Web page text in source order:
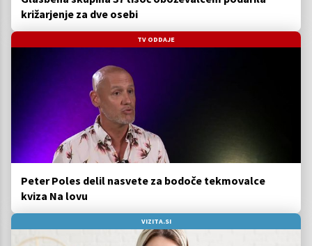
križarjenje za dve osebi
TV ODDAJE
Peter Poles delil nasvete za bodoče tekmovalce
kviza Na lovu
VIZITA.SI